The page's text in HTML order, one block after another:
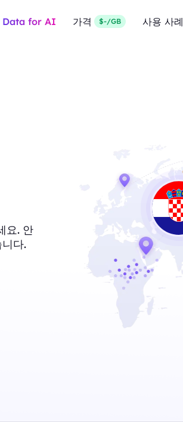
Data for AI 가격 $-/GB 사용 사례
요. 안
다.